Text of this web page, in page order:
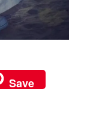
Save